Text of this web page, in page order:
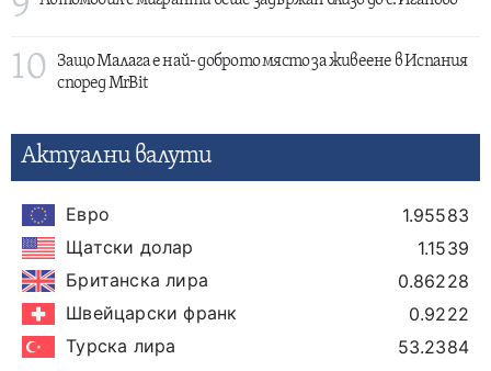
10
Защо Малага е най- доброто място за живеене в Испания
според MrBit
Актуални валути
Евро
1.95583
Щатски долар
1.1539
Британска лира
0.86228
Швейцарски франк
0.9222
Турска лира
53.2384